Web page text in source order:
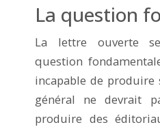
La question
La lettre ouverte
question
incapable de
général ne devrait
produire des